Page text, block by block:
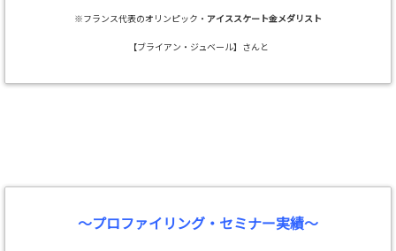
※フランス代表のオリンピック・ アイススケート金メダリスト
【ブライアン・ジュベール】さんと
～プロファイリング・セミナー実績～